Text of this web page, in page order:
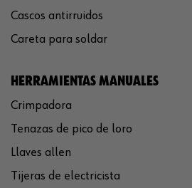
Cascos antirruidos
Careta para soldar
HERRAMIENTAS MANUALES
Crimpadora
Tenazas de pico de loro
Llaves allen
Tijeras de electricista